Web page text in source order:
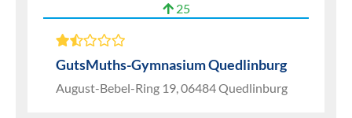
25
GutsMuths-Gymnasium Quedlinburg
August-Bebel-Ring 19, 06484 Quedlinburg